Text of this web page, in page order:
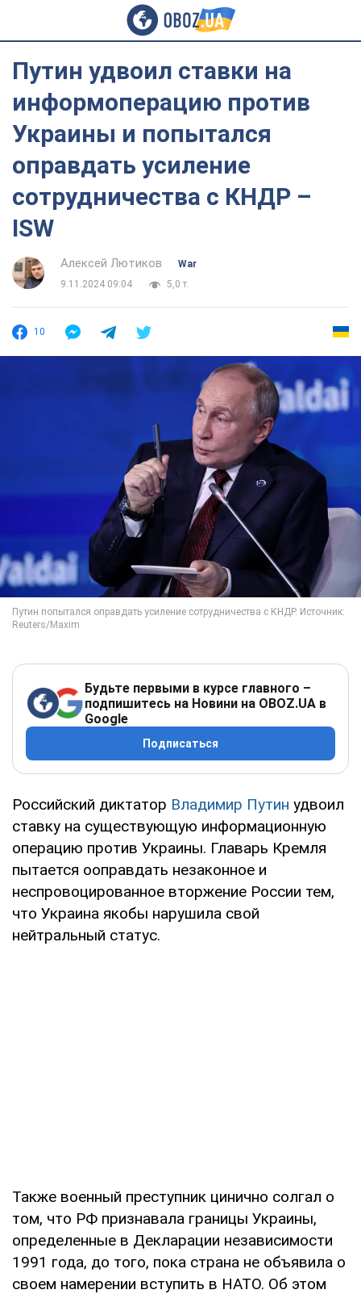
Путин удвоил ставки на
информоперацию против
Украины и попытался
оправдать усиление
сотрудничества с КНДР –
ISW
Алексей Лютиков
War
9.11.2024 09:04
5,0 т.
10
Будьте первыми в курсе главного –
подпишитесь на Новини на OBOZ.UA в
Google
Подписаться
Российский диктатор Владимир Путин удвоил
ставку на существующую информационную
операцию против Украины. Главарь Кремля
пытается ооправдать незаконное и
неспровоцированное вторжение России тем,
что Украина якобы нарушила свой
нейтральный статус.
Также военный преступник цинично солгал о
том, что РФ признавала границы Украины,
определенные в Декларации независимости
1991 года, до того, пока страна не объявила о
своем намерении вступить в НАТО. Об этом